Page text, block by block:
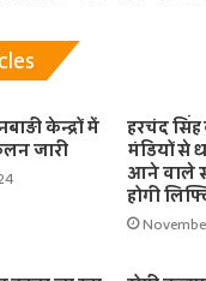
केन्द्रों में
जारी
हरचंद सिंह
मंडियों से
आने वाले
होगी